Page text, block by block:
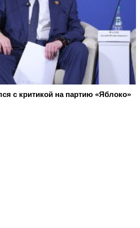
с критикой на партию «Яблоко»